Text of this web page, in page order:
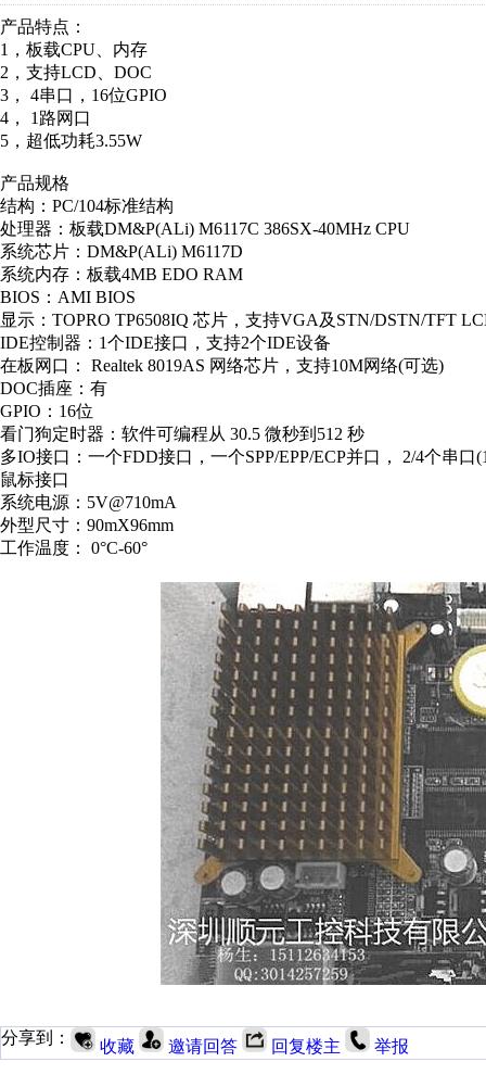
产品特点：
1，板载CPU、内存
2，支持LCD、DOC
3， 4串口，16位GPIO
4， 1路网口
5，超低功耗3.55W
产品规格
结构：PC/104标准结构
处理器：板载DM&P(ALi) M6117C 386SX-40MHz CPU
系统芯片：DM&P(ALi) M6117D
系统内存：板载4MB EDO RAM
BIOS：AMI BIOS
显示：TOPRO TP6508IQ 芯片，支持VGA及STN/DSTN/TFT
IDE控制器：1个IDE接口，支持2个IDE设备
在板网口： Realtek 8019AS 网络芯片，支持10M网络(可选)
DOC插座：有
GPIO：16位
看门狗定时器：软件可编程从 30.5 微秒到512 秒
多IO接口：一个FDD接口，一个SPP/EPP/ECP并口， 2/4个串口
鼠标接口
系统电源：5V@710mA
外型尺寸：90mX96mm
工作温度： 0°C-60°
分享到： 收藏 邀请回答 回复楼主 举报